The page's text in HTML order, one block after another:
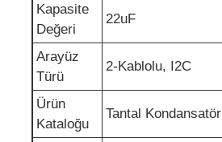
UART IC
ADC DAC
RF entegre devreler
Kapasite
Değeri
22uF
Arayüz
Türü
2-Kablolu, I2C
Ürün
Kataloğu
Tantal Kondansatör